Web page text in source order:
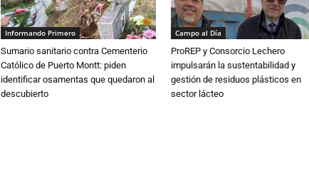
Informando Primero
Sumario sanitario contra Cementerio
Católico de Puerto Montt: piden
identificar osamentas que quedaron al
descubierto
Campo al Día
ProREP y Consorcio Lechero
impulsarán la sustentabilidad y
gestión de residuos plásticos en
sector lácteo